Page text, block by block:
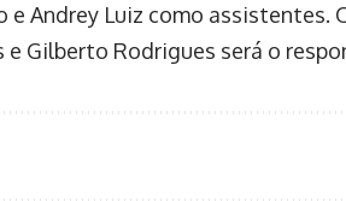
e Andrey Luiz como assistentes.
e Gilberto Rodrigues será o